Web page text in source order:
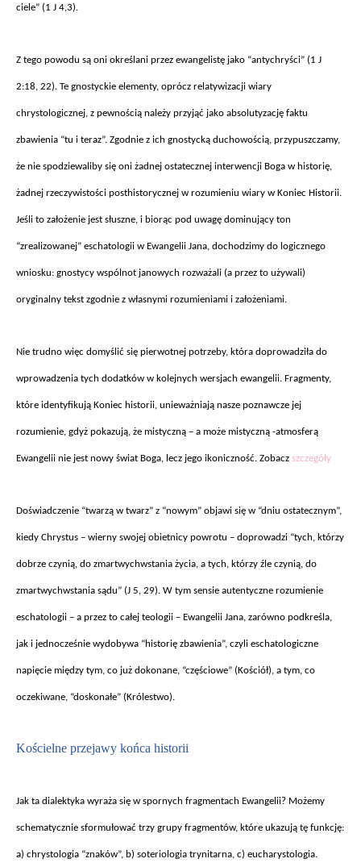
ciele” (1 J 4,3).
Z tego powodu są oni określani przez ewangelistę jako “antychryści” (1 J
2:18, 22). Te gnostyckie elementy, oprócz relatywizacji wiary
chrystologicznej, z pewnością należy przyjąć jako absolutyzację faktu
zbawienia “tu i teraz”. Zgodnie z ich gnostycką duchowością, przypuszczamy,
że nie spodziewaliby się oni żadnej ostatecznej interwencji Boga w historię,
żadnej rzeczywistości posthistorycznej w rozumieniu wiary w Koniec Historii.
Jeśli to założenie jest słuszne, i biorąc pod uwagę dominujący ton
“zrealizowanej” eschatologii w Ewangelii Jana, dochodzimy do logicznego
wniosku: gnostycy wspólnot janowych rozważali (a przez to używali)
oryginalny tekst zgodnie z własnymi rozumieniami i założeniami.
Nie trudno więc domyślić się pierwotnej potrzeby, która doprowadziła do
wprowadzenia tych dodatków w kolejnych wersjach ewangelii. Fragmenty,
które identyfikują Koniec historii, unieważniają nasze poznawcze jej
rozumienie, gdyż pokazują, że mistyczną – a może mistyczną -atmosferą
Ewangelii nie jest nowy świat Boga, lecz jego ikoniczność. Zobacz szczegóły
Doświadczenie “twarzą w twarz” z “nowym” objawi się w “dniu ostatecznym”,
kiedy Chrystus – wierny swojej obietnicy powrotu – doprowadzi “tych, którzy
dobrze czynią, do zmartwychwstania życia, a tych, którzy źle czynią, do
zmartwychwstania sądu” (J 5, 29). W tym sensie autentyczne rozumienie
eschatologii – a przez to całej teologii – Ewangelii Jana, zarówno podkreśla,
jak i jednocześnie wydobywa “historię zbawienia”, czyli eschatologiczne
napięcie między tym, co już dokonane, “częściowe” (Kościół), a tym, co
oczekiwane, “doskonałe” (Królestwo).
Kościelne przejawy końca historii
Jak ta dialektyka wyraża się w spornych fragmentach Ewangelii? Możemy
schematycznie sformułować trzy grupy fragmentów, które ukazują tę funkcję:
a) chrystologia “znaków”, b) soteriologia trynitarna, c) eucharystologia.